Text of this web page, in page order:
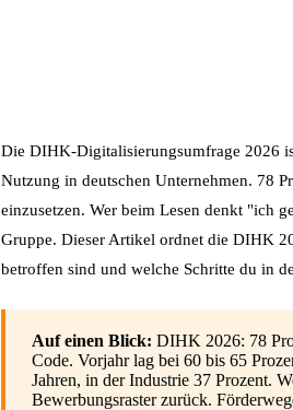
Die DIHK-Digitalisierungsumfrage 2026
Nutzung in deutschen Unternehmen. 78
einzusetzen. Wer beim Lesen denkt "ich
Gruppe. Dieser Artikel ordnet die DIHK
betroffen sind und welche Schritte du in
Auf einen Blick: DIHK 2026: 78
Code. Vorjahr lag bei 60 bis 65
Jahren, in der Industrie 37 Prozent.
Bewerbungsraster zurück.